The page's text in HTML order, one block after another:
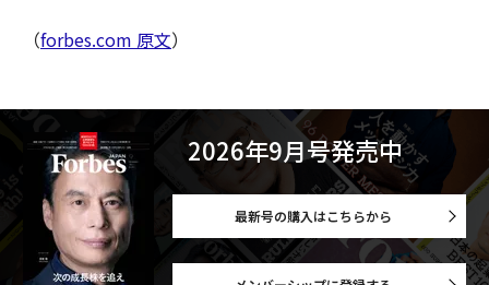
（forbes.com 原文）
2026年9月号発売中
最新号の購入はこちらから